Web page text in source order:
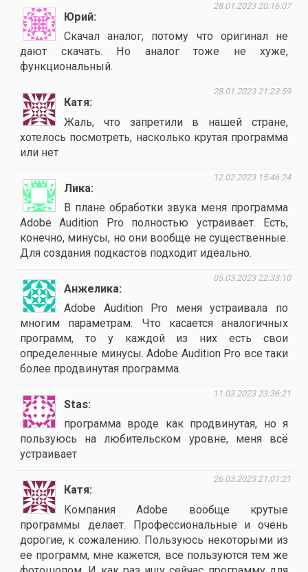
Юрий
28.01.2023 20:16:07
Скачал аналог, потому что оригинал не
дают скачать. Но аналог тоже не хуже,
функциональный.
Катя
28.01.2023 21:23:59
Жаль, что запретили в нашей стране,
хотелось посмотреть, насколько крутая программа
или нет
Лика
12.02.2023 15:46:24
В плане обработки звука меня программа
Adobe Audition Pro полностью устраивает. Есть,
конечно, минусы, но они вообще не существенные.
Для создания подкастов подходит идеально.
Анжелика
05.03.2023 22:33:10
Adobe Audition Pro меня устраивала по
многим параметрам. Что касается аналогичных
программ, то у каждой из них есть свои
определенные минусы. Adobe Audition Pro все таки
более продвинутая программа.
Stas
11.03.2023 23:36:21
программа вроде как продвинутая, но я
пользуюсь на любительском уровне, меня всё
устраивает
Катя
26.03.2023 21:01:21
Компания Adobe вообще крутые
программы делает. Профессиональные и очень
дорогие, к сожалению. Пользуюсь некоторыми из
ее программ, мне кажется, все пользуются тем же